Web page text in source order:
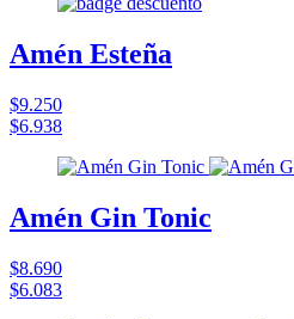
Amén Esteña
$9.250
$6.938
Amén Gin Tonic
$8.690
$6.083